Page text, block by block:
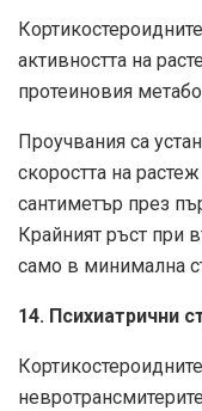
активността на
протеиновия
Проучвания са
скоростта на
сантиметър през
Крайният ръст при
само в минимална
14. Психиатрични